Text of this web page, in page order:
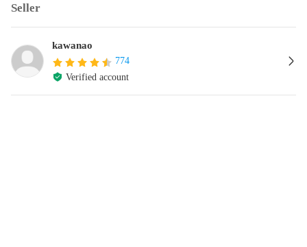
Seller
kawanao
774
Verified account